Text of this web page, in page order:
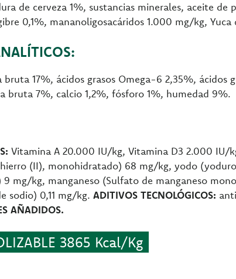
de cerveza 1%, sustancias minerales, aceite
0,1%, mananoligosacáridos 1.000 mg/kg,
17%, ácidos grasos Omega-6 2,35%, ácidos
bruta 7%, calcio 1,2%, fósforo 1%, humedad 9%.
Vitamina A 20.000 IU/kg, Vitamina D3 2.000 IU/
(II), monohidratado) 68 mg/kg, yodo
mg/kg, manganeso (Sulfato de manganeso
sodio) 0,11 mg/kg.ADITIVOS TECNOLÓGICOS:
AÑADIDOS.
3865 Kcal/Kg